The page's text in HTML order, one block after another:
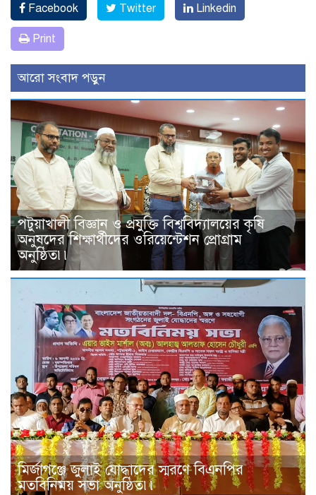
Facebook Twitter Linkedin
Print
আরো সংবাদ পড়ুন
পটুয়াখালী বিজ্ঞান ও প্রযুক্তি বিশ্ববিদ্যালয়ের কৃষি
অনুষদের শিক্ষার্থীদের ওরিয়েন্টেশন প্রোগ্রাম
অনুষ্ঠিত৷৷
মির্জাগঞ্জে জুলাই যোদ্ধাদের স্মরণে বিএনপির
মতবিনিময় সভা অনুষ্ঠিত৷৷